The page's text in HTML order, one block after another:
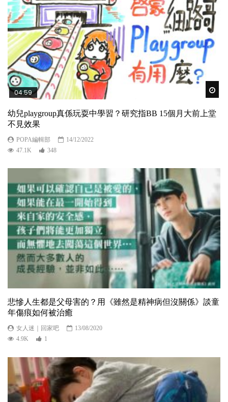
04:59
幼兒playgroup真係玩耍中學習？研究指BB 15個月大前上堂
不見效果
POPA編輯部
14/12/2022
47.1K
348
悲慘人生都是父母害的？用《雖然是精神病但沒關係》談童
年傷痕如何被治癒
女人迷｜回家吧
13/08/2020
4.9K
1